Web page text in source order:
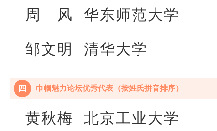
周 风 华东师范大学
邹文明 清华大学
四 巾帼魅力论坛优秀代表（按姓氏拼音排序）
黄秋梅 北京工业大学